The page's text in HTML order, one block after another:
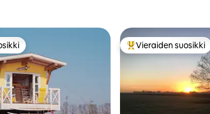
Vieraiden suosikkien
Vieraiden suosikki